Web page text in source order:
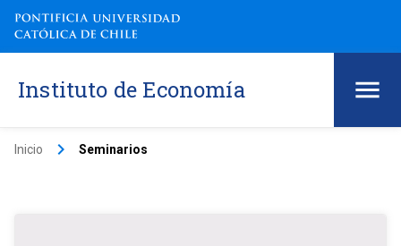
Instituto de Economía
Inicio keyboard_arrow_right Seminarios